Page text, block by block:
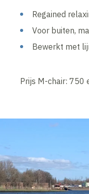
Regained
Voor buiten,
Bewerkt met
Prijs M-chair: 750